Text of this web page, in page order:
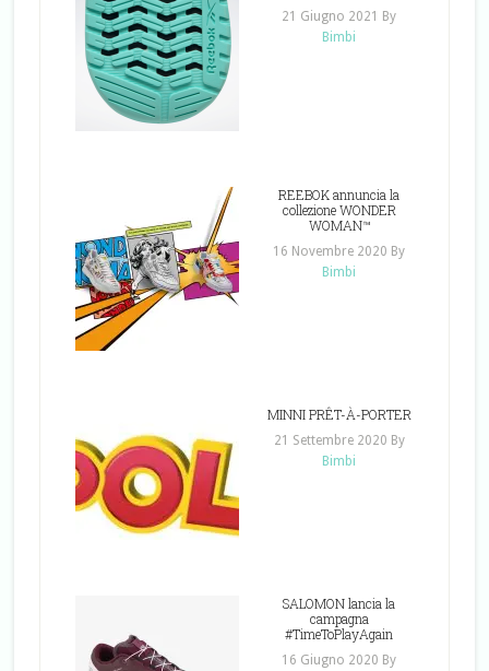
21 Giugno 2021 By
Bimbi
REEBOK annuncia la
collezione WONDER
WOMAN™
16 Novembre 2020 By
Bimbi
MINNI PRÊT-À-PORTER
21 Settembre 2020 By
Bimbi
SALOMON lancia la
campagna
#TimeToPlayAgain
16 Giugno 2020 By